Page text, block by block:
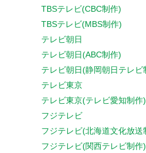
TBSテレビ(CBC制作)
TBSテレビ(MBS制作)
テレビ朝日
テレビ朝日(ABC制作)
テレビ朝日(静岡朝日テレビ
テレビ東京
テレビ東京(テレビ愛知制作)
フジテレビ
フジテレビ(北海道文化放送
フジテレビ(関西テレビ制作)